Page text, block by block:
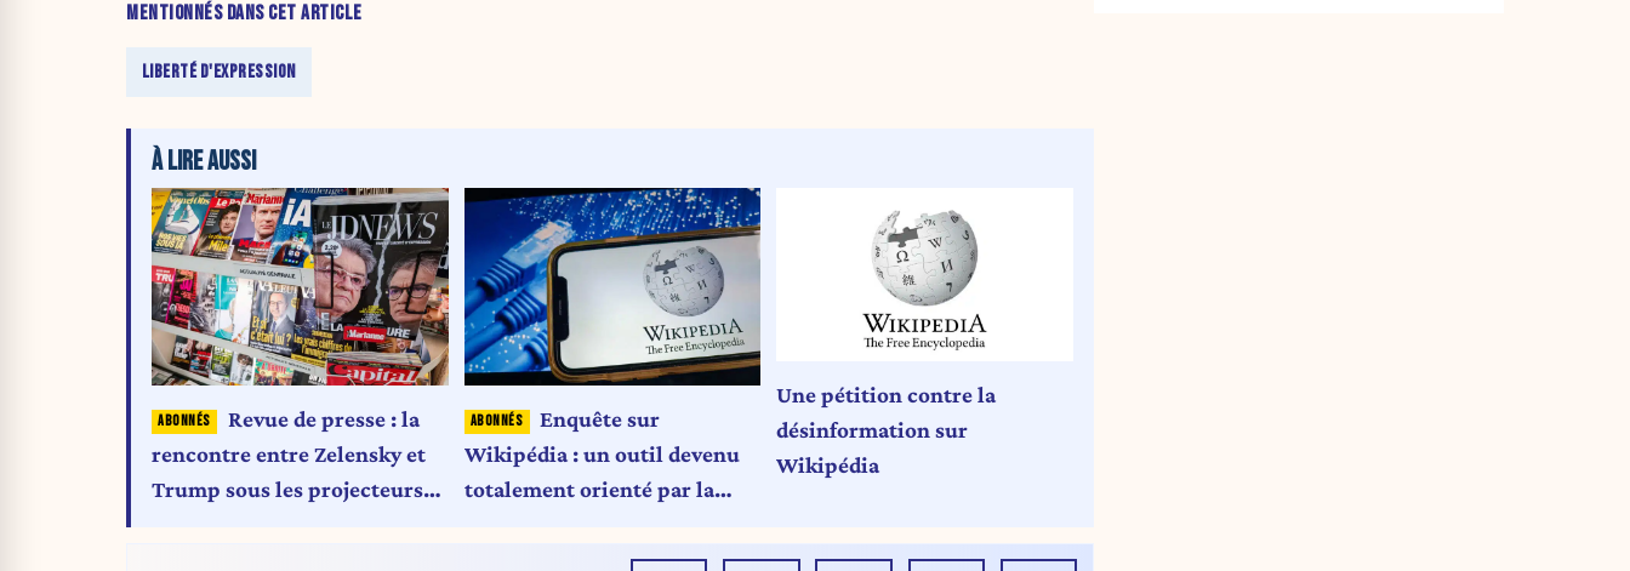
MENTIONNÉS DANS CET ARTICLE
LIBERTÉ D'EXPRESSION
À LIRE AUSSI
Revue de presse : la
rencontre entre Zelensky et
Trump sous les projecteurs
Enquête sur
Wikipédia : un outil devenu
totalement orienté par la
Une pétition contre la
désinformation sur
Wikipédia